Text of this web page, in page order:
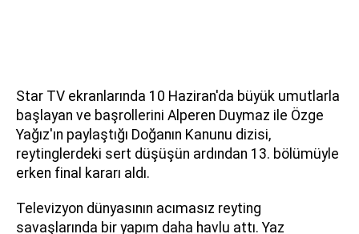
Star TV ekranlarında 10 Haziran'da büyük umutlarla
başlayan ve başrollerini Alperen Duymaz ile Özge
Yağız'ın paylaştığı Doğanın Kanunu dizisi,
reytinglerdeki sert düşüşün ardından 13. bölümüyle
erken final kararı aldı.
Televizyon dünyasının acımasız reyting
savaşlarında bir yapım daha havlu attı. Yaz